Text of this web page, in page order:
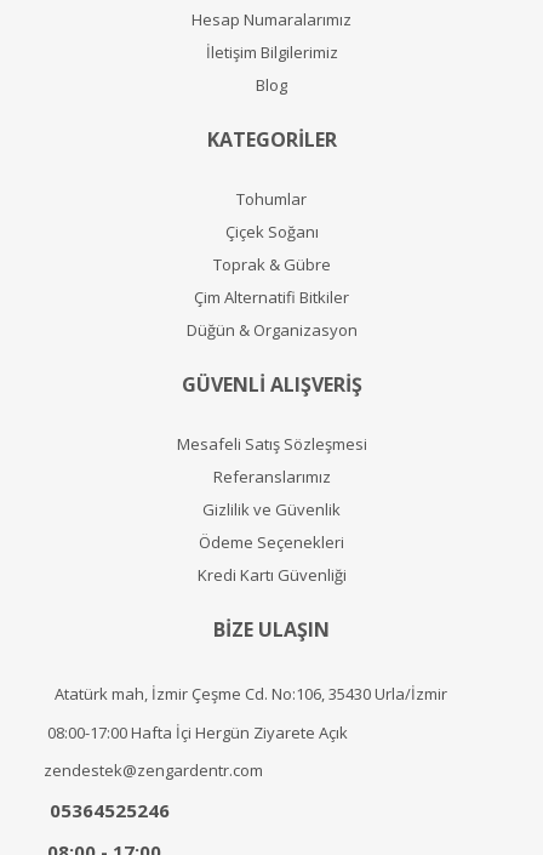
Hesap Numaralarımız
İletişim Bilgilerimiz
Blog
KATEGORİLER
Tohumlar
Çiçek Soğanı
Toprak & Gübre
Çim Alternatifi Bitkiler
Düğün & Organizasyon
GÜVENLİ ALIŞVERİŞ
Mesafeli Satış Sözleşmesi
Referanslarımız
Gizlilik ve Güvenlik
Ödeme Seçenekleri
Kredi Kartı Güvenliği
BİZE ULAŞIN
Atatürk mah, İzmir Çeşme Cd. No:106, 35430 Urla/İzmir
08:00-17:00 Hafta İçi Hergün Ziyarete Açık
zendestek@zengardentr.com
05364525246